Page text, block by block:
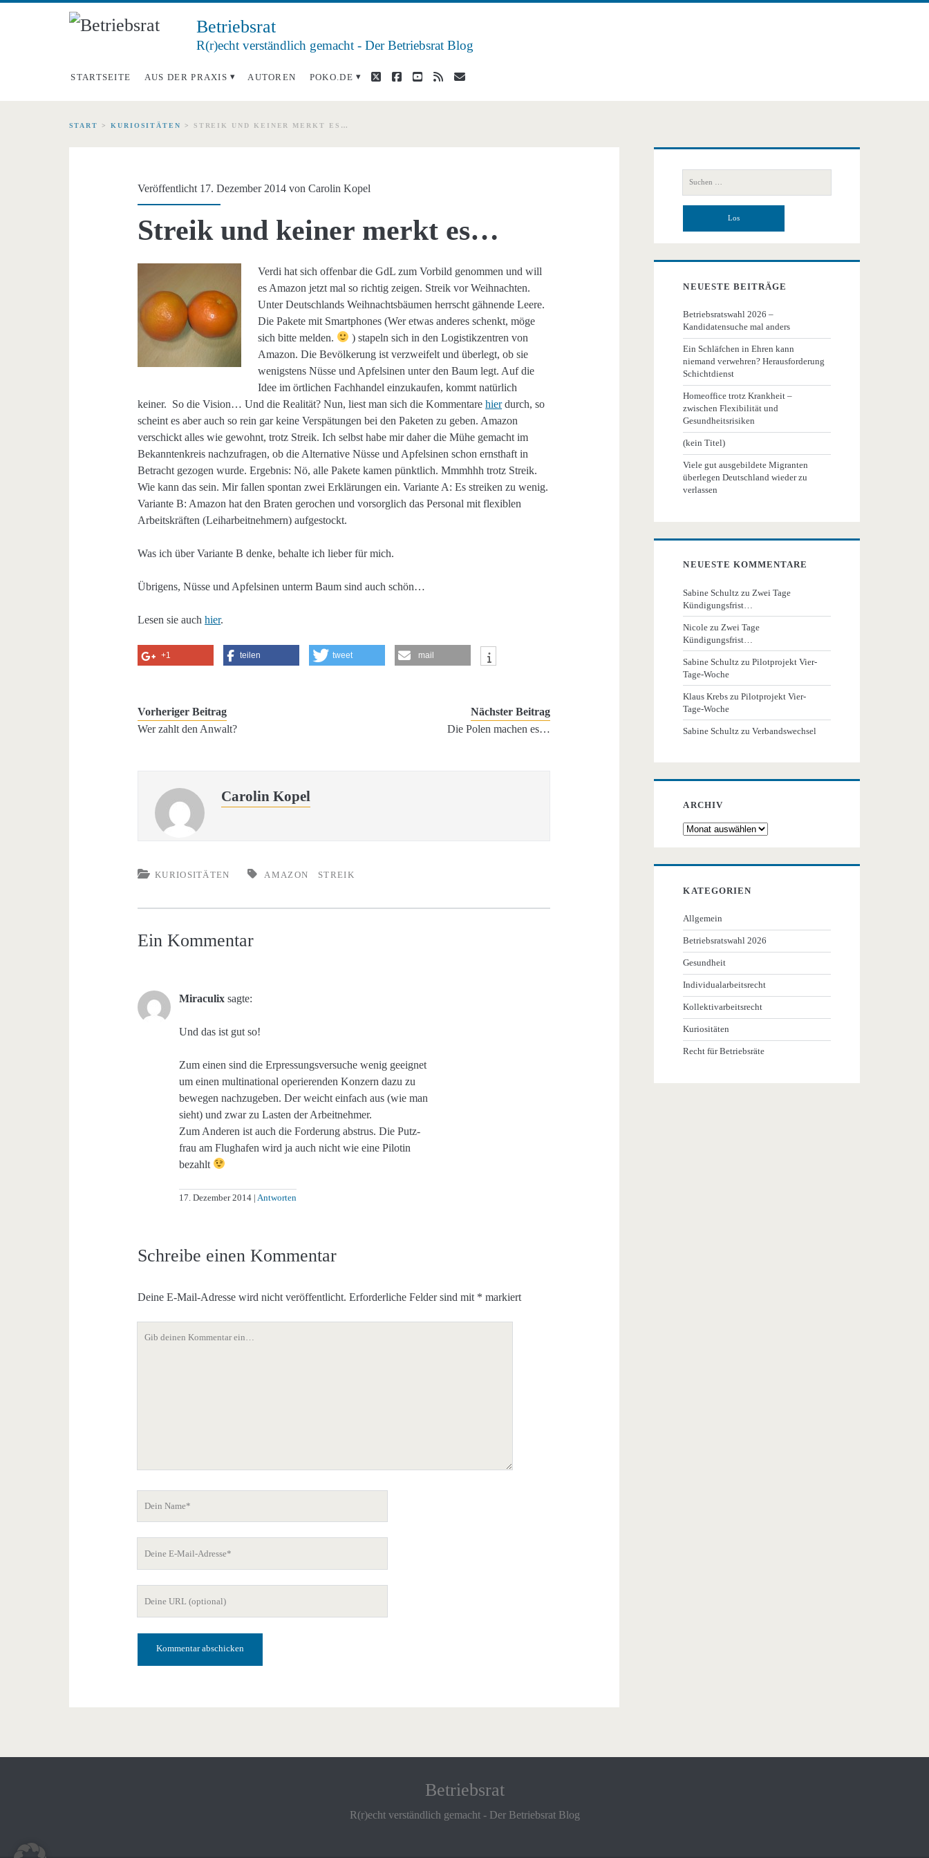
Betriebsrat
R(r)echt verständlich gemacht - Der Betriebsrat Blog
STARTSEITE AUS DER PRAXIS AUTOREN POKO.DE twitterfacebook
youtube
rss E-
START > KURIOSITÄTEN > STREIK UND KEINER MERKT ES…
Veröffentlicht 17. Dezember 2014 vonCarolin Kopel
Streik und keiner merkt es…
Verdi hat sich offenbar die GdL zum Vorbild genommen und will
es Amazon jetzt mal so richtig zeigen. Streik vor Weihnachten.
Unter Deutschlands Weihnachtsbäumen herrscht gähnende Leere.
Die Pakete mit Smartphones (Wer etwas anderes schenkt, möge
sich bitte melden.
) stapeln sich in den Logistikzentren von
Amazon. Die Bevölkerung ist verzweifelt und überlegt, ob sie
wenigstens Nüsse und Apfelsinen unter den Baum legt. Auf die
Idee im örtlichen Fachhandel einzukaufen, kommt natürlich
keiner. So die Vision… Und die Realität? Nun, liest man sich die Kommentarehierdurch, so
scheint es aber auch so rein gar keine Verspätungen bei den Paketen zu geben. Amazon
verschickt alles wie gewohnt, trotz Streik. Ich selbst habe mir daher die Mühe gemacht im
Bekanntenkreis nachzufragen, ob die Alternative Nüsse und Apfelsinen schon ernsthaft in
Betracht gezogen wurde. Ergebnis: Nö, alle Pakete kamen pünktlich. Mmmhhh trotz Streik.
Wie kann das sein. Mir fallen spontan zwei Erklärungen ein. Variante A: Es streiken zu wenig.
Variante B: Amazon hat den Braten gerochen und vorsorglich das Personal mit flexiblen
Arbeitskräften (Leiharbeitnehmern) aufgestockt.
Was ich über Variante B denke, behalte ich lieber für mich.
Übrigens, Nüsse und Apfelsinen unterm Baum sind auch schön…
Lesen sie auchhier.
+1 teilen tweet mail
Vorheriger Beitrag
Wer zahlt den Anwalt?
Nächster Beitrag
Die Polen machen es…
Carolin Kopel
KURIOSITÄTEN AMAZON STREIK
Ein Kommentar
Miraculix sagte:
Und das ist gut so!
Zum einen sind die Erpressungsversuche wenig geeignet
um einen multinational operierenden Konzern dazu zu
bewegen nachzugeben. Der weicht einfach aus (wie man
sieht) und zwar zu Lasten der Arbeitnehmer.
Zum Anderen ist auch die Forderung abstrus. Die Putz-
frau am Flughafen wird ja auch nicht wie eine Pilotin
bezahlt
17. Dezember 2014 Antworten
Schreibe einen Kommentar
Deine E-Mail-Adresse wird nicht veröffentlicht. Erforderliche Felder sind mit * markiert
Adresse
Primäre
Seitenleiste
nach:
NEUESTE BEITRÄGE
Betriebsratswahl 2026 –
Kandidatensuche mal anders
Ein Schläfchen in Ehren kann
niemand verwehren? Herausforderung
Schichtdienst
Homeoffice trotz Krankheit –
zwischen Flexibilität und
Gesundheitsrisiken
(kein Titel)
Viele gut ausgebildete Migranten
überlegen Deutschland wieder zu
verlassen
NEUESTE KOMMENTARE
Sabine Schultz zu Zwei Tage
Kündigungsfrist…
Nicole zu Zwei Tage
Kündigungsfrist…
Sabine Schultz zuPilotprojekt Vier-
Tage-Woche
Klaus Krebs zuPilotprojekt Vier-
Tage-Woche
Sabine Schultz zuVerbandswechsel
ARCHIV
Archiv
KATEGORIEN
Allgemein
Betriebsratswahl 2026
Gesundheit
Individualarbeitsrecht
Kollektivarbeitsrecht
Kuriositäten
Recht für Betriebsräte
Betriebsrat
R(r)echt verständlich gemacht - Der Betriebsrat Blog